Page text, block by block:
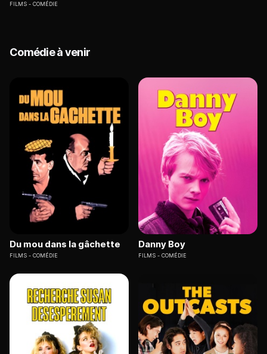
FILMS COMÉDIE
Comédie à venir
Du mou dans la gâchette
FILMS COMÉDIE
Danny Boy
FILMS COMÉDIE